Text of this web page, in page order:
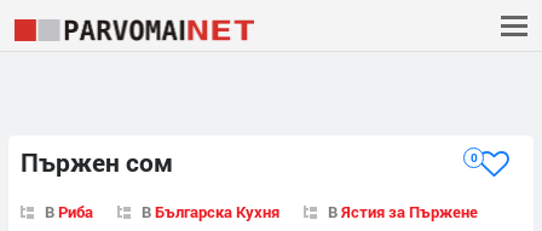
Пържен сом 0
ВРиба ВБългарска Кухня ВЯстия за Пържене